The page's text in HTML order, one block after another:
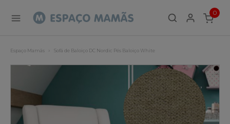
0
ITEMS
Espaço Mamãs Sofá de Baloiço DC Nordic Pés Baloiço White